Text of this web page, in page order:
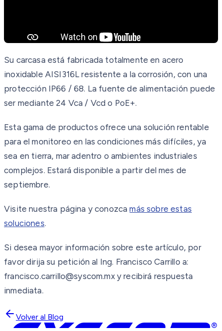
Su carcasa está fabricada totalmente en acero
inoxidable AISI316L resistente a la corrosión, con una
protección IP66 / 68. La fuente de alimentación puede
ser mediante 24 Vca / Vcd o PoE+.
Esta gama de productos ofrece una solución rentable
para el monitoreo en las condiciones más difíciles, ya
sea en tierra, mar adentro o ambientes industriales
complejos. Estará disponible a partir del mes de
septiembre.
Visite nuestra página y conozcamás sobre estas
soluciones.
Si desea mayor información sobre este artículo, por
favor dirija su petición al Ing. Francisco Carrillo a:
francisco.carrillo@syscom.mx y recibirá respuesta
inmediata.
Volver al Blog